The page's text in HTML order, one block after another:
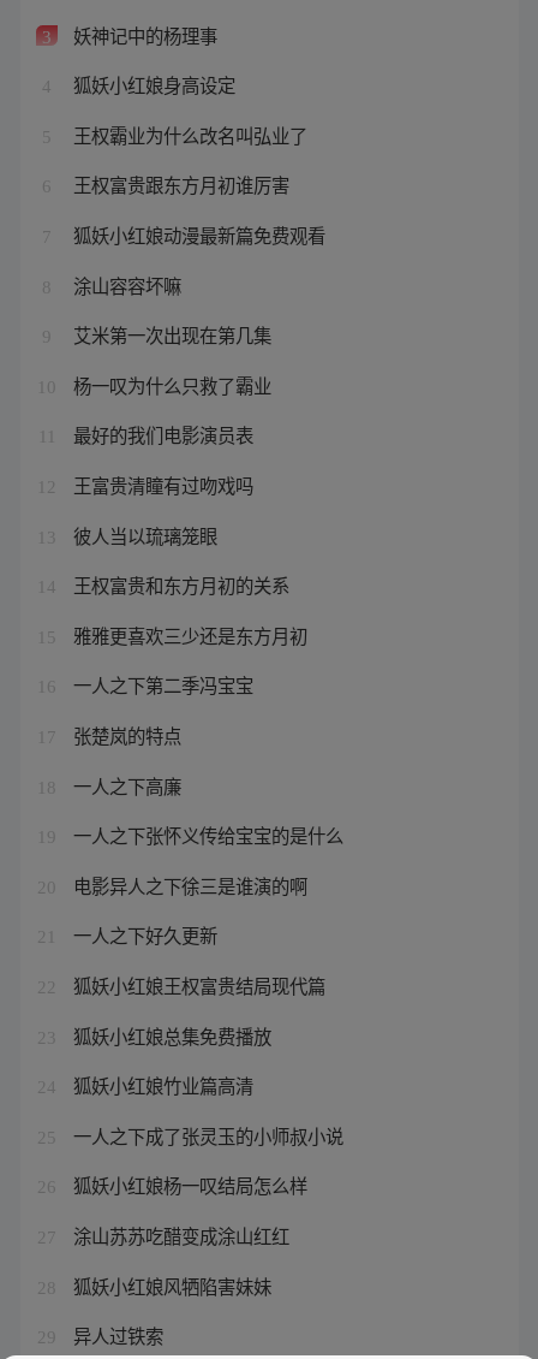
3 妖神记中的杨理事
4 狐妖小红娘身高设定
5 王权霸业为什么改名叫弘业了
6 王权富贵跟东方月初谁厉害
7 狐妖小红娘动漫最新篇免费观看
8 涂山容容坏嘛
9 艾米第一次出现在第几集
10 杨一叹为什么只救了霸业
最好的我们电影演员表
12 王富贵清瞳有过吻戏吗
13 彼人当以琉璃笼眼
14 王权富贵和东方月初的关系
15 雅雅更喜欢三少还是东方月初
16 一人之下第二季冯宝宝
17 张楚岚的特点
18 一人之下高廉
19 一人之下张怀义传给宝宝的是什么
20 电影异人之下徐三是谁演的啊
21 一人之下好久更新
22 狐妖小红娘王权富贵结局现代篇
23 狐妖小红娘总集免费播放
24 狐妖小红娘竹业篇高清
25 一人之下成了张灵玉的小师叔小说
26 狐妖小红娘杨一叹结局怎么样
27 涂山苏苏吃醋变成涂山红红
28 狐妖小红娘风牺陷害妹妹
29 异人过铁索